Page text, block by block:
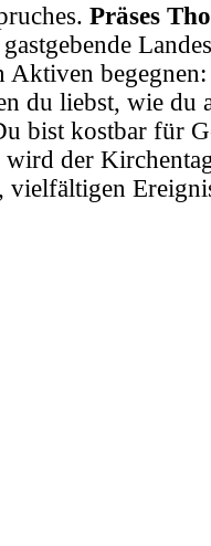
Präses
Aktiven
du liebst, wie du
bist kostbar für
der
vielfältigen